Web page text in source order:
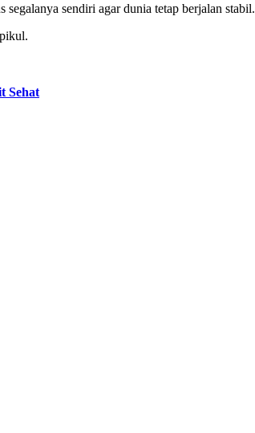
segalanya sendiri agar dunia tetap berjalan stabil.
Sehat